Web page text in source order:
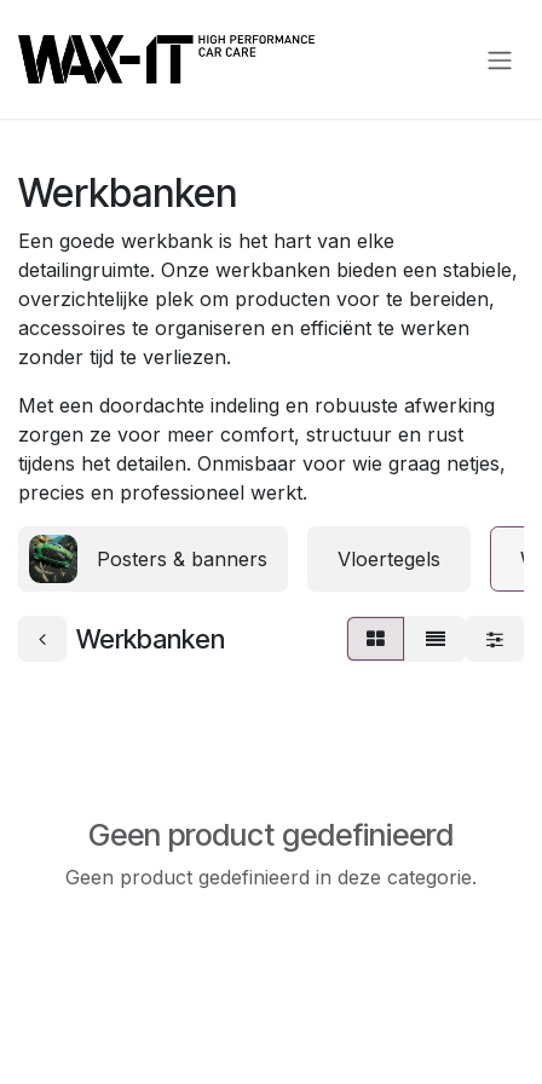
Werkbanken
Een goede werkbank is het hart van elke
detailingruimte. Onze werkbanken bieden een stabiele,
overzichtelijke plek om producten voor te bereiden,
accessoires te organiseren en efficiënt te werken
zonder tijd te verliezen.
Met een doordachte indeling en robuuste afwerking
zorgen ze voor meer comfort, structuur en rust
tijdens het detailen. Onmisbaar voor wie graag netjes,
precies en professioneel werkt.
Posters & banners Vloertegels
Werkbanken
Geen product gedefinieerd
Geen product gedefinieerd in deze categorie.